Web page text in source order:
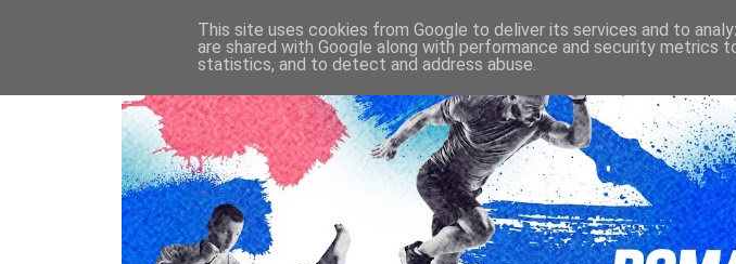
This site uses cookies from Google to deliver its services and to
are shared with Google along with performance and security metrics
statistics, and to detect and address abuse.